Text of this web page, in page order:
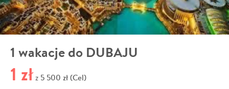
1 wakacje do DUBAJU
1 zł z 5 500 zł (Cel)